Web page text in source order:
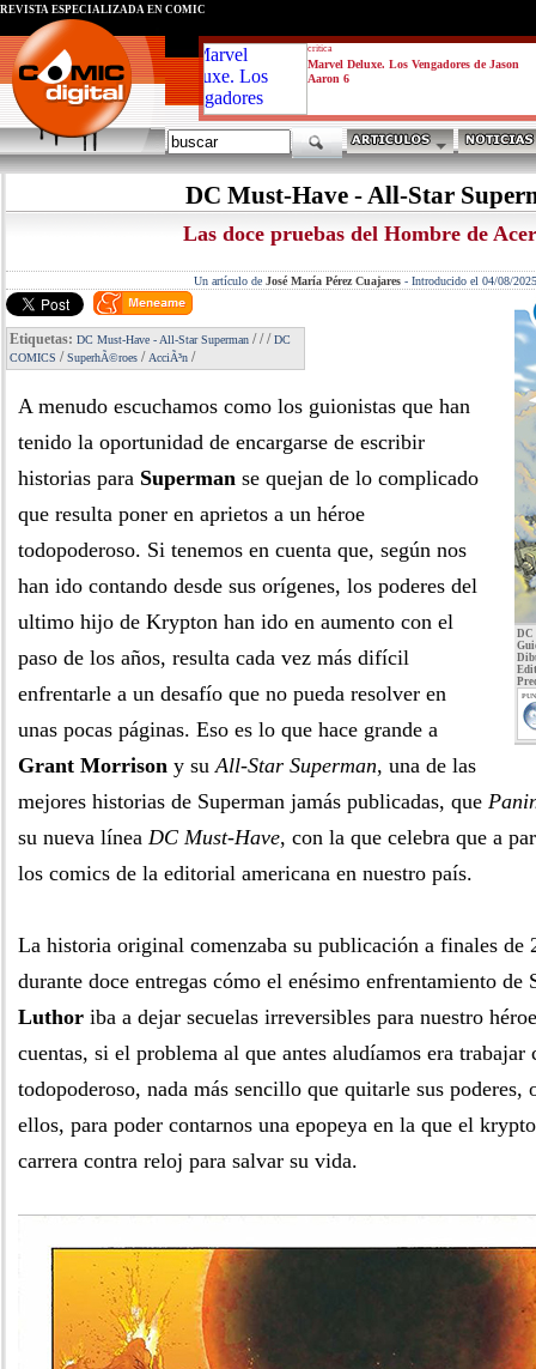
critica
Marvel Deluxe. Los Vengadores de Jason
Aaron 6
REVISTA ESPECIALIZADA EN CÓMIC
DC Must-Have - All-Star
Las doce pruebas del Hombre de
Un artículo de José María Pérez Cuajares- Introducido el 04/08/2025
DC
Etiquetas: DC Must-Have - All-Star Superman ///DC
COMICS /SuperhÃ©roes / AcciÃ³n /
A menudo escuchamos como los guionistas que han
tenido la oportunidad de encargarse de escribir
historias para Superman se quejan de lo complicado
que resulta poner en aprietos a un héroe
todopoderoso. Si tenemos en cuenta que, según nos
han ido contando desde sus orígenes, los poderes del
ultimo hijo de Krypton han ido en aumento con el
paso de los años, resulta cada vez más difícil
enfrentarle a un desafío que no pueda resolver en
unas pocas páginas. Eso es lo que hace grande a
Grant Morrison y suAll-Star Superman, una de las
mejores historias de Superman jamás publicadas, que
su nueva línea DC Must-Have, con la que celebra que a
los comics de la editorial americana en nuestro país.
La historia original comenzaba su publicación a finales de
durante doce entregas cómo el enésimo enfrentamiento de
Luthor iba a dejar secuelas irreversibles para nuestro
cuentas, si el problema al que antes aludíamos era trabajar
todopoderoso, nada más sencillo que quitarle sus poderes,
ellos, para poder contarnos una epopeya en la que el
carrera contra reloj para salvar su vida.